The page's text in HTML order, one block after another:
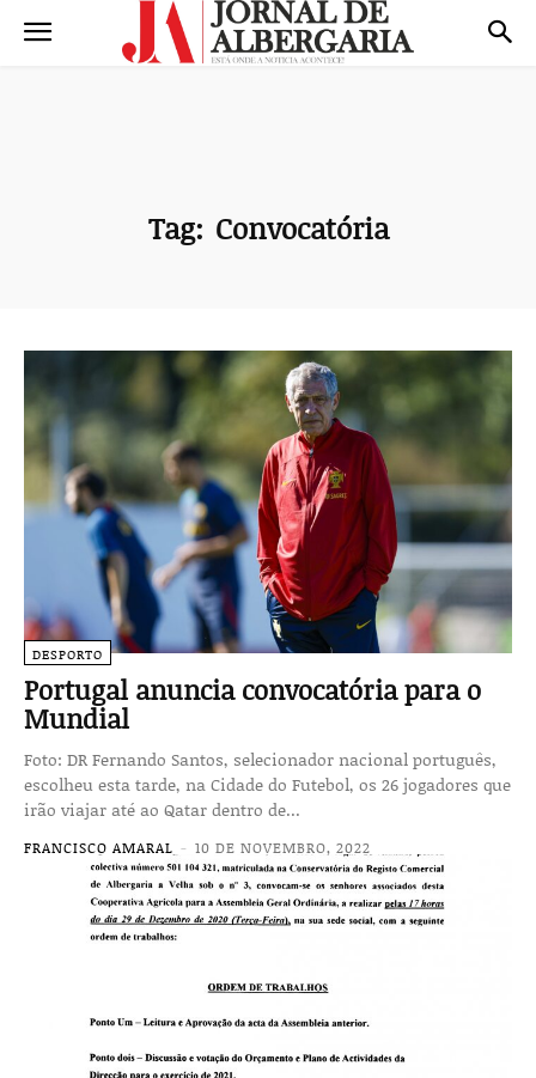
Tag: Convocatória
DESPORTO
Portugal anuncia convocatória para o
Mundial
Foto: DR Fernando Santos, selecionador nacional português,
escolheu esta tarde, na Cidade do Futebol, os 26 jogadores que
irão viajar até ao Qatar dentro de...
FRANCISCO AMARAL - 10 DE NOVEMBRO, 2022